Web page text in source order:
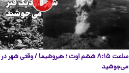
ساعت ۸:۱۵ ششم اوت ؛ هیروشیما / وقتی شهر
می‌جوشید